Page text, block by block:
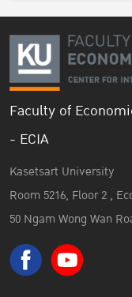
Faculty of
- ECIA
Kasetsart University
Room 5216, Floor 2 ,
50 Ngam Wong Wan